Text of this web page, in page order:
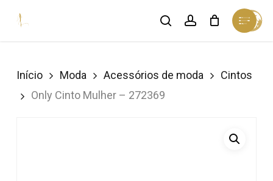
searchaccount
Menu
Close
Cart
Início Moda Acessórios de moda
Cintos
Only Cinto Mulher – 272369